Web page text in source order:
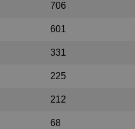
706
601
331
225
212
68